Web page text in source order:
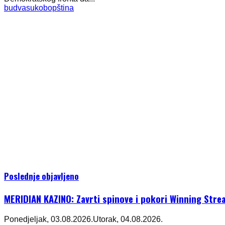
budvasukobopština
Poslednje objavljeno
MERIDIAN KAZINO: Zavrti spinove i pokori Winning
Ponedjeljak, 03.08.2026.Utorak, 04.08.2026.